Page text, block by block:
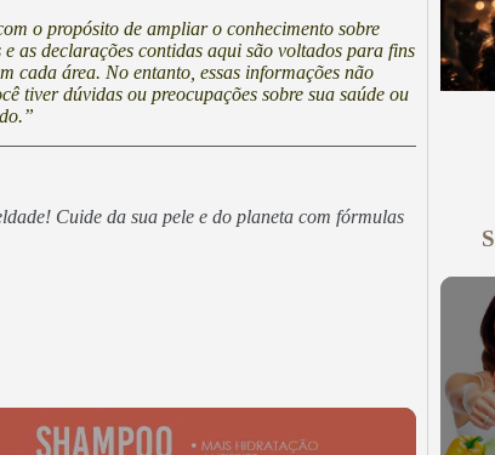
o propósito de ampliar o conhecimento sobre
as declarações contidas aqui são voltados para fins
cada área. No entanto, essas informações não
tiver dúvidas ou preocupações sobre sua saúde ou
Cuide da sua pele e do planeta com fórmulas